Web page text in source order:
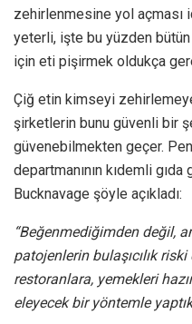
zehirlenmesine yol açması
yeterli, işte bu yüzden
için eti pişirmek oldukça
Çiğ etin kimseyi
şirketlerin bunu güvenli bir
güvenebilmekten geçer.
departmanının kıdemli
Bucknavage şöyle açıkladı:
“Beğenmediğimden değil,
patojenlerin bulaşıcılık
restoranlara, yemekleri
eleyecek bir yöntemle